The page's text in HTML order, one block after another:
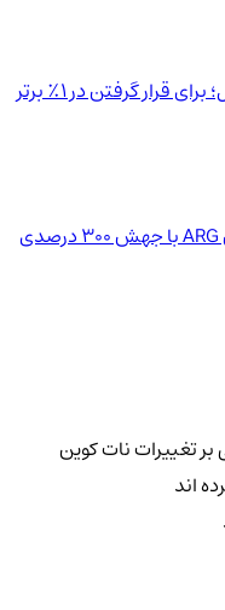
به‌روزرسانی لیست ثروتمندان ریپل؛ برای قرار گرفتن در ۱٪ برتر
آرژانتین به نیمه‌نهایی رسید؛ توکن ARG با جهش ۳۰۰ درصدی
تغییرات نات کوین
اند